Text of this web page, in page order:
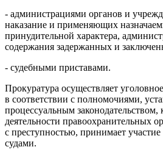
- администрациями органов и
наказание и применяющих
принудительной характера,
содержания задержанных и
- судебными приставами.
Прокуратура осуществляет
в соответствии с полномочиями,
процессуальным
деятельности правоохранительных
с преступностью, принимает
судами.